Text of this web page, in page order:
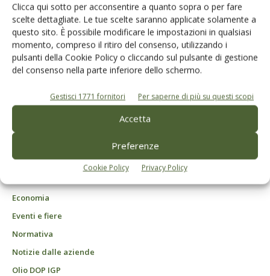
Clicca qui sotto per acconsentire a quanto sopra o per fare
scelte dettagliate. Le tue scelte saranno applicate solamente a
questo sito. È possibile modificare le impostazioni in qualsiasi
momento, compreso il ritiro del consenso, utilizzando i
pulsanti della Cookie Policy o cliccando sul pulsante di gestione
del consenso nella parte inferiore dello schermo.
Gestisci 1771 fornitori Per saperne di più su questi scopi
Accetta
Preferenze
Cookie Policy Privacy Policy
© Tecniche Nuove Spa. Tutti i diritti riservati. Sede legale Via Eritrea 21 -
imprese di Milano: 00753480151
Registrazione Tribunale di Milano n. 69 del 05/03/2014. Precedentemente
registrata presso il tribunale di Bologna n. 6776 del 04/03/1998
ROC "Poste italiane Spa - sped. A.P. - DL 353/2003 conv. L. 46/2004, art. 1c.1:
DCB Milano" Roc n. 24344 del 11 marzo 2014
Agrofarmaci – Difesa
Economia
Eventi e fiere
Normativa
Notizie dalle aziende
Olio DOP IGP